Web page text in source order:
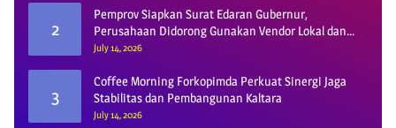
2
Pemprov Siapkan Surat Edaran Gubernur,
Perusahaan Didorong Gunakan Vendor Lokal dan
Pelat KU
July 14, 2026
3
Coffee Morning Forkopimda Perkuat Sinergi Jaga
Stabilitas dan Pembangunan Kaltara
July 14, 2026